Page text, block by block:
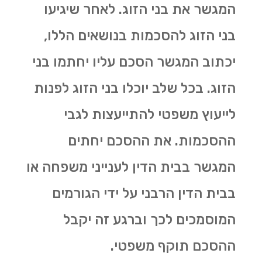
המגשר את בני הזוג. לאחר שיגיעו
בני הזוג להסכמות בנושאים הללו,
יכתוב המגשר הסכם עליו יחתמו בני
הזוג. בכל שלב יוכלו בני הזוג לפנות
לייעוץ משפטי להתייעצות לגבי
ההסכמות. את ההסכם יחתים
המגשר בבית הדין לענייני משפחה או
בבית הדין הרבני על ידי הגורמים
המוסמכים לכך וברגע זה יקבל
ההסכם תוקף משפטי.